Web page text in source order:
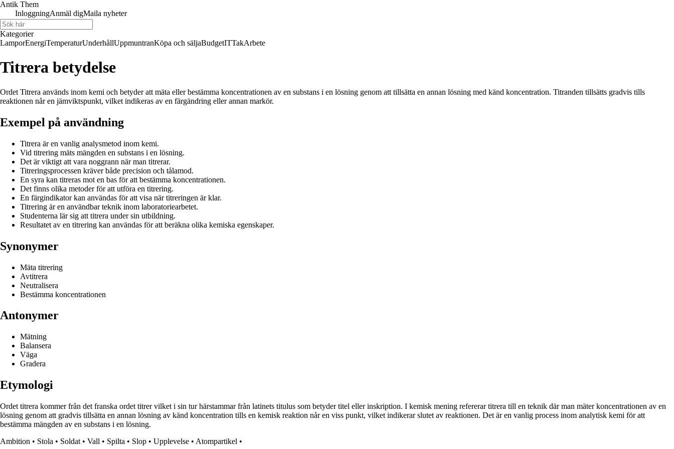
Antik Them
InloggningAnmäl digMaila nyheter
Kategorier
LamporEnergiTemperaturUnderhållUppmuntranKöpa och säljaBudgetITTakArbete
Titrera betydelse
Ordet Titrera används inom kemi och betyder att mäta eller bestämma koncentrationen av en substans i en lösning genom att tillsätta en annan lösning med känd koncentration. Titranden tillsätts gradvis tills
reaktionen når en jämviktspunkt, vilket indikeras av en färgändring eller annan markör.
Exempel på användning
Titrera är en vanlig analysmetod inom kemi.
Vid titrering mäts mängden en substans i en lösning.
Det är viktigt att vara noggrann när man titrerar.
Titreringsprocessen kräver både precision och tålamod.
En syra kan titreras mot en bas för att bestämma koncentrationen.
Det finns olika metoder för att utföra en titrering.
En färgindikator kan användas för att visa när titreringen är klar.
Titrering är en användbar teknik inom laboratoriearbetet.
Studenterna lär sig att titrera under sin utbildning.
Resultatet av en titrering kan användas för att beräkna olika kemiska egenskaper.
Synonymer
Mäta titrering
Avtitrera
Neutralisera
Bestämma koncentrationen
Antonymer
Mätning
Balansera
Väga
Gradera
Etymologi
Ordet titrera kommer från det franska ordet titrer vilket i sin tur härstammar från latinets titulus som betyder titel eller inskription. I kemisk mening refererar titrera till en teknik där man mäter koncentrationen av en
lösning genom att gradvis tillsätta en annan lösning av känd koncentration tills en kemisk reaktion når en viss punkt, vilket indikerar slutet av reaktionen. Det är en vanlig process inom analytisk kemi för att
bestämma mängden av en substans i en lösning.
Ambition • Stola • Soldat • Vall • Spilta • Slop • Upplevelse • Atompartikel •